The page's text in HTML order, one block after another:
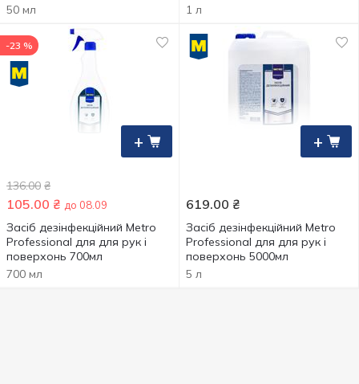
50 мл
1 л
+
-23 %
136.00 ₴
105.00 ₴ до 08.09
Засіб дезінфекційний Metro
Professional для для рук і
поверхонь 700мл
700 мл
+
619.00 ₴
Засіб дезінфекційний Metro
Professional для для рук і
поверхонь 5000мл
5 л